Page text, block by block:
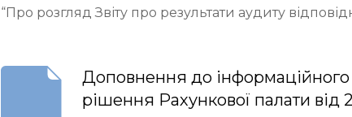
“Про розгляд Звіту про результати аудиту
Доповнення до
рішення Рахункової палати